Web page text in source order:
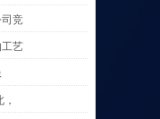
竞
艺